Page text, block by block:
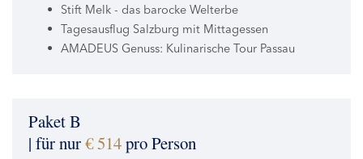
Stift Melk - das barocke Welterbe
Tagesausflug Salzburg mit Mittagessen
AMADEUS Genuss: Kulinarische Tour Passau
Paket B
| für nur€ 514pro Person